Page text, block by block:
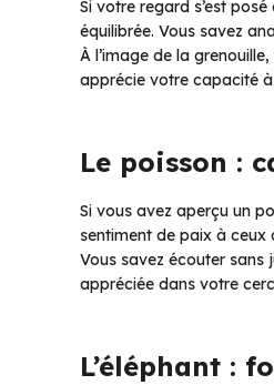
Si votre regard s’est
équilibrée. Vous savez
À l’image de la
apprécie votre capacité
Le poisson :
Si vous avez aperçu un
sentiment de paix à ceux
Vous savez écouter sans
appréciée dans votre
L’éléphant :